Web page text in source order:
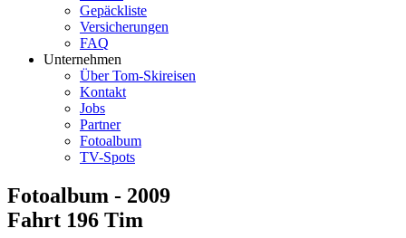
Gepäckliste
Versicherungen
FAQ
Unternehmen
Über Tom-Skireisen
Kontakt
Jobs
Partner
Fotoalbum
TV-Spots
Fotoalbum - 2009
Fahrt 196 Tim